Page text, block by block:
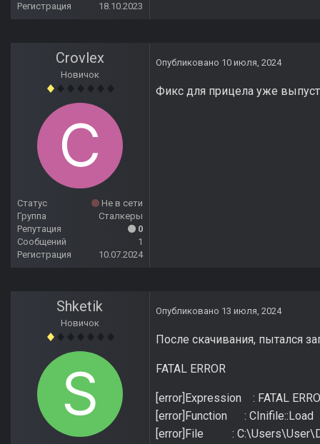
Регистрация
18.10.2023
Crovlex
Новичок
Статус
Не в сети
Группа
Сталкеры
Репутация
0
Сообщений
1
Регистрация
10.07.2024
Опубликовано 10 июля, 2024
Фикс для прицела уже
Shketik
Новичок
Опубликовано 13 июля, 2024
После скачивания, пытался
FATAL ERROR
[error]Expression : FATAL
[error]Function : CInifile::Load
[error]File :